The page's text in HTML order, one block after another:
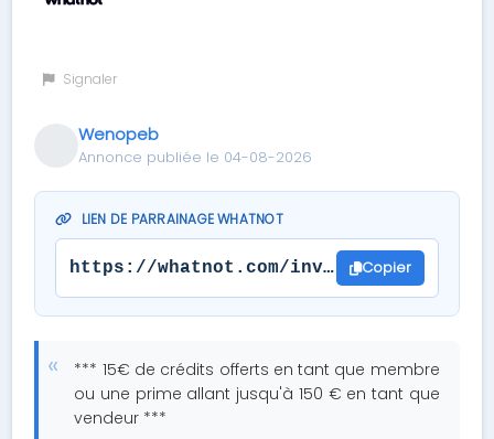
Signaler
Wenopeb
Annonce publiée le 04-08-2026
LIEN DE PARRAINAGE WHATNOT
https://whatnot.com/invite/wenopeb
Copier
*** 15€ de crédits offerts en tant que membre
ou une prime allant jusqu'à 150 € en tant que
vendeur ***